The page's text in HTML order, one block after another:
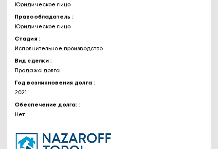
Юридическое лицо
Правообладатель
Юридическое лицо
Стадия
Исполнительное производство
Вид сделки
Продажа долга
Год возникновения долга
2021
Обеспечение долга:
Нет